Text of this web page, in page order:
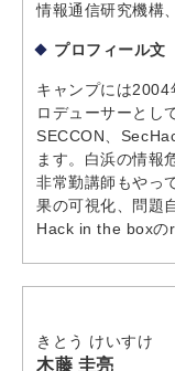
情報通信研究機構
プロフィール文
キャンプには
ロデューサーとし
SECCON、
ます。白浜の情報
非常勤講師もやっ
果の可視化、問題
Hack in the boxの
きとう けいすけ
木藤 圭亮